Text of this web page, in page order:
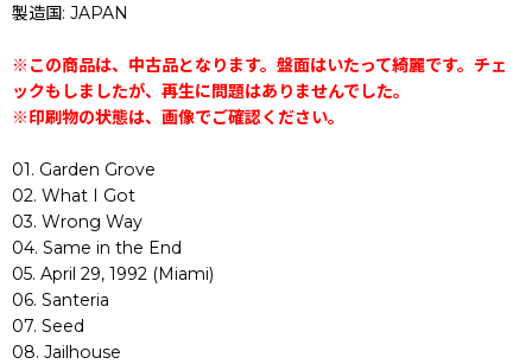
製造国: JAPAN
※この商品は、中古品となります。盤面はいたって綺麗です。チェ
ックもしましたが、再生に問題はありませんでした。
※印刷物の状態は、画像でご確認ください。
01. Garden Grove
02. What I Got
03. Wrong Way
04. Same in the End
05. April 29, 1992 (Miami)
06. Santeria
07. Seed
08. Jailhouse